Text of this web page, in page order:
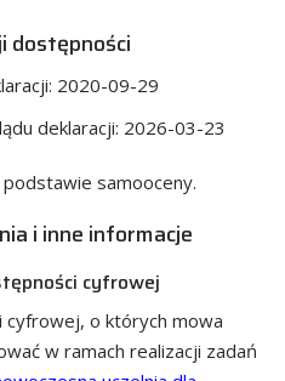
dostępności
2020-09-29
deklaracji: 2026-03-23
samooceny.
i inne informacje
cyfrowej
cyfrowej, o których mowa
w ramach realizacji zadań